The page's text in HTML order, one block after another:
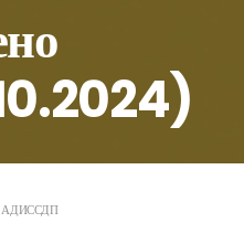
АДИССДП